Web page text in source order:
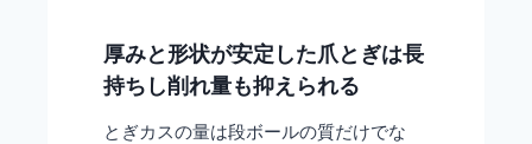
厚みと形状が安定した爪とぎは長
持ちし削れ量も抑えられる
とぎカスの量は段ボールの質だけでな